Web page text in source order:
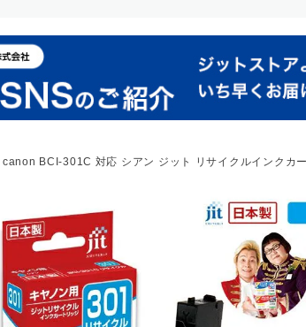
BCI-301C 対応 シアン ジット リサイクルインクカ